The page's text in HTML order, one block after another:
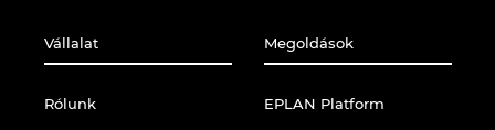
Vállalat
Rólunk
Megoldások
EPLAN Platform